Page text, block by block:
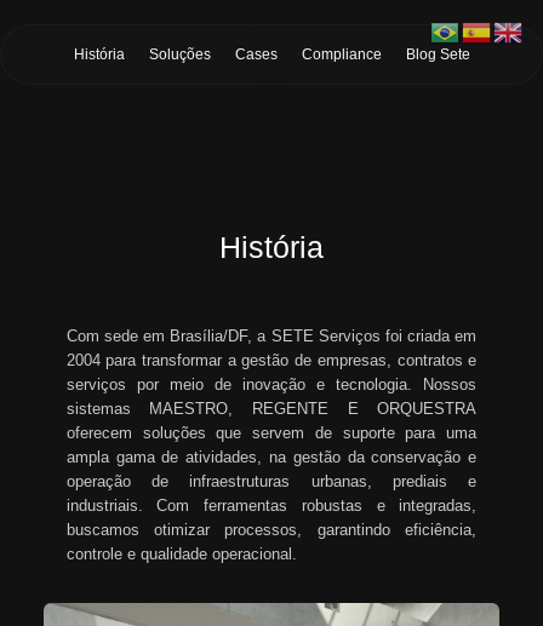
História Soluções Cases Compliance Blog Sete
História
Com sede em Brasília/DF, a SETE Serviços foi criada em
2004 para transformar a gestão de empresas, contratos e
serviços por meio de inovação e tecnologia. Nossos
sistemas MAESTRO, REGENTE E ORQUESTRA
oferecem soluções que servem de suporte para uma
ampla gama de atividades, na gestão da conservação e
operação de infraestruturas urbanas, prediais e
industriais. Com ferramentas robustas e integradas,
buscamos otimizar processos, garantindo eficiência,
controle e qualidade operacional.